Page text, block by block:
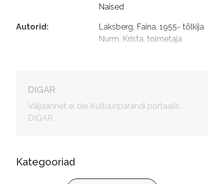
Naised
Autorid:
Laksberg, Faina, 1955- tõlkija
Nurm, Krista, toimetaja
DIGAR
Väljaannet ei ole Kultuuripärandi portaalis
DIGAR
Kategooriad